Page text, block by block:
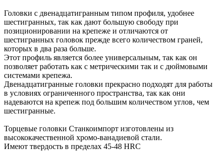
Головки с двенадцатигранным типом профиля, удобнее
шестигранных, так как дают большую свободу при
позиционировании на крепеже и отличаются от
шестигранных головок прежде всего количеством граней,
которых в два раза больше.
Этот профиль является более универсальным, так как он
позволяет работать как с метрическими так и с дюймовыми
системами крепежа.
Двенадцатигранные головки прекрасно подходят для работы
в условиях ограниченного пространства, так как они
надеваются на крепеж под большим количеством углов, чем
шестигранные.
Торцевые головки Станкоимпорт изготовлены из
высококачественной хромо-ванадиевой стали.
Имеют твердость в пределах 45-48 HRC